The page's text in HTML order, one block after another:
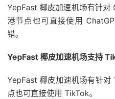
YepFast 椰皮加速机场有针对
港节点也可直接使用
错。
YepFast 椰皮加速机场支持
YepFast 椰皮加速机场有针
点也可直接使用 TikTok。